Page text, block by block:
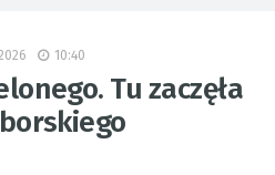
10:40
Tu zaczęła